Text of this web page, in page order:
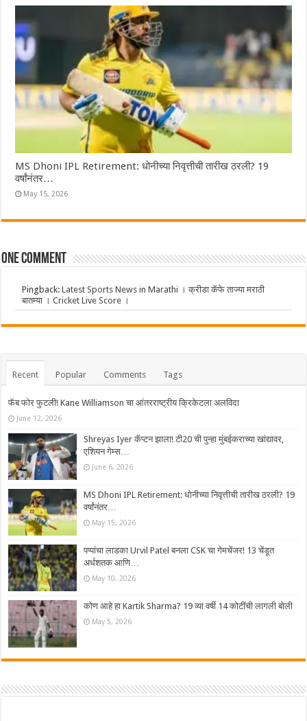
MS Dhoni IPL Retirement: धोनीच्या निवृत्तीची तारीख ठरली? 19
वर्षांनंतर…
May 15, 2026
One comment
Pingback:Latest Sports News in Marathi । क्रीडा कॅफे ताज्या मराठी
बातम्या । Cricket Live Score ।
Recent Popular Comments Tags
फॅब फोर फुटली! Kane Williamson चा आंतरराष्ट्रीय क्रिकेटला अलविदा
June 12, 2026
Shreyas Iyer कॅप्टन झाला! टी20 ची पुन्हा मुंबईकराच्या खांद्यावर,
एशियन गेम्स…
June 6, 2026
MS Dhoni IPL Retirement: धोनीच्या निवृत्तीची तारीख ठरली? 19
वर्षांनंतर…
May 15, 2026
पप्पांचा लाडका Urvil Patel बनला CSK चा गेमचेंजर! 13 चेंडूत
अर्धशतक आणि…
May 10, 2026
कोण आहे हा Kartik Sharma? 19 व्या वर्षी 14 कोटींची लागली बोली
May 5, 2026